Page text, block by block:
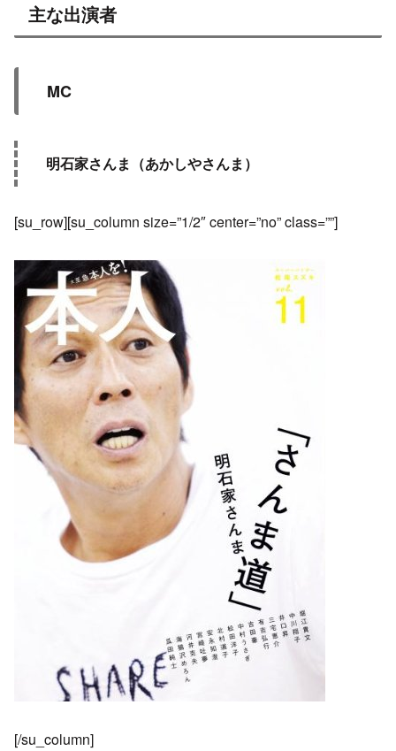
主な出演者
MC
明石家さんま（あかしやさんま）
[su_row][su_column size=”1/2″ center=”no” class=””]
[/su_column]